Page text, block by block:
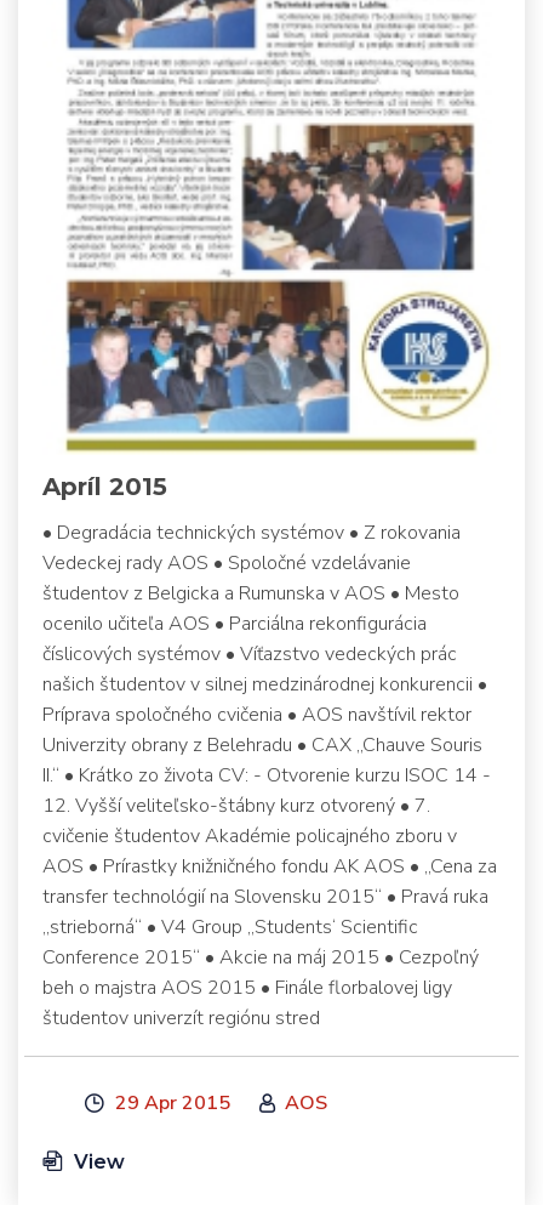
Apríl 2015
• Degradácia technických systémov • Z rokovania
Vedeckej rady AOS • Spoločné vzdelávanie
študentov z Belgicka a Rumunska v AOS • Mesto
ocenilo učiteľa AOS • Parciálna rekonfigurácia
číslicových systémov • Víťazstvo vedeckých prác
našich študentov v silnej medzinárodnej konkurencii •
Príprava spoločného cvičenia • AOS navštívil rektor
Univerzity obrany z Belehradu • CAX „Chauve Souris
II.“ • Krátko zo života CV: - Otvorenie kurzu ISOC 14 -
12. Vyšší veliteľsko-štábny kurz otvorený • 7.
cvičenie študentov Akadémie policajného zboru v
AOS • Prírastky knižničného fondu AK AOS • „Cena za
transfer technológií na Slovensku 2015“ • Pravá ruka
„strieborná“ • V4 Group „Students‘ Scientific
Conference 2015“ • Akcie na máj 2015 • Cezpoľný
beh o majstra AOS 2015 • Finále florbalovej ligy
študentov univerzít regiónu stred
29 Apr 2015 AOS
View